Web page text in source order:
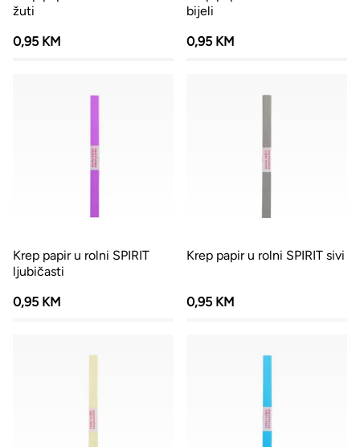
žuti
0,95 KM
bijeli
0,95 KM
Krep papir u rolni SPIRIT
ljubičasti
0,95 KM
Krep papir u rolni SPIRIT sivi
0,95 KM